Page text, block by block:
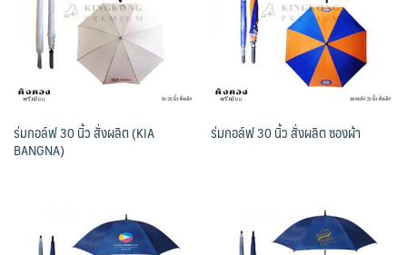
ร่มกอล์ฟ 30 นิ้ว สั่งผลิต (KIA
BANGNA)
ร่มกอล์ฟ 30 นิ้ว สั่งผลิต ซองผ้า